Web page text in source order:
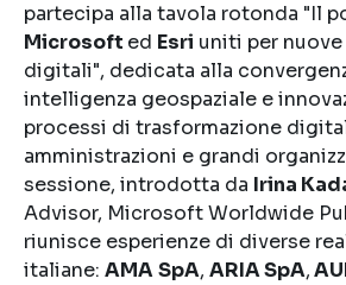
partecipa alla tavola rotonda "Il
Microsoft ed Esri uniti per
digitali", dedicata alla
intelligenza geospaziale e
processi di trasformazione
amministrazioni e grandi
sessione, introdotta da Irina
Advisor, Microsoft Worldwide
riunisce esperienze di diverse
italiane: AMASpA, ARIA SpA,